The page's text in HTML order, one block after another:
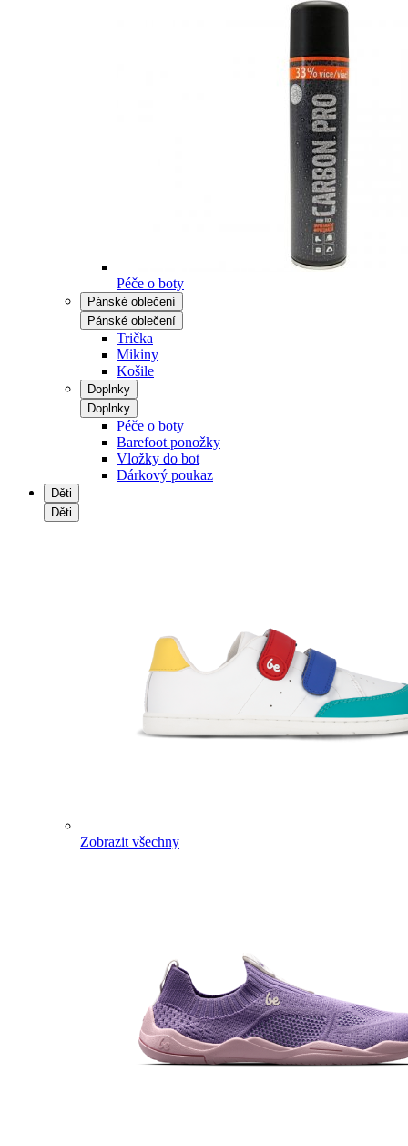
Péče o boty
Pánské oblečení
Pánské oblečení
Trička
Mikiny
Košile
Doplnky
Doplnky
Péče o boty
Barefoot ponožky
Vložky do bot
Dárkový poukaz
Děti
Děti
Zobrazit všechny